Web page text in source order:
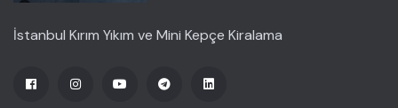
İstanbul Kırım Yıkım ve Mini Kepçe Kiralama